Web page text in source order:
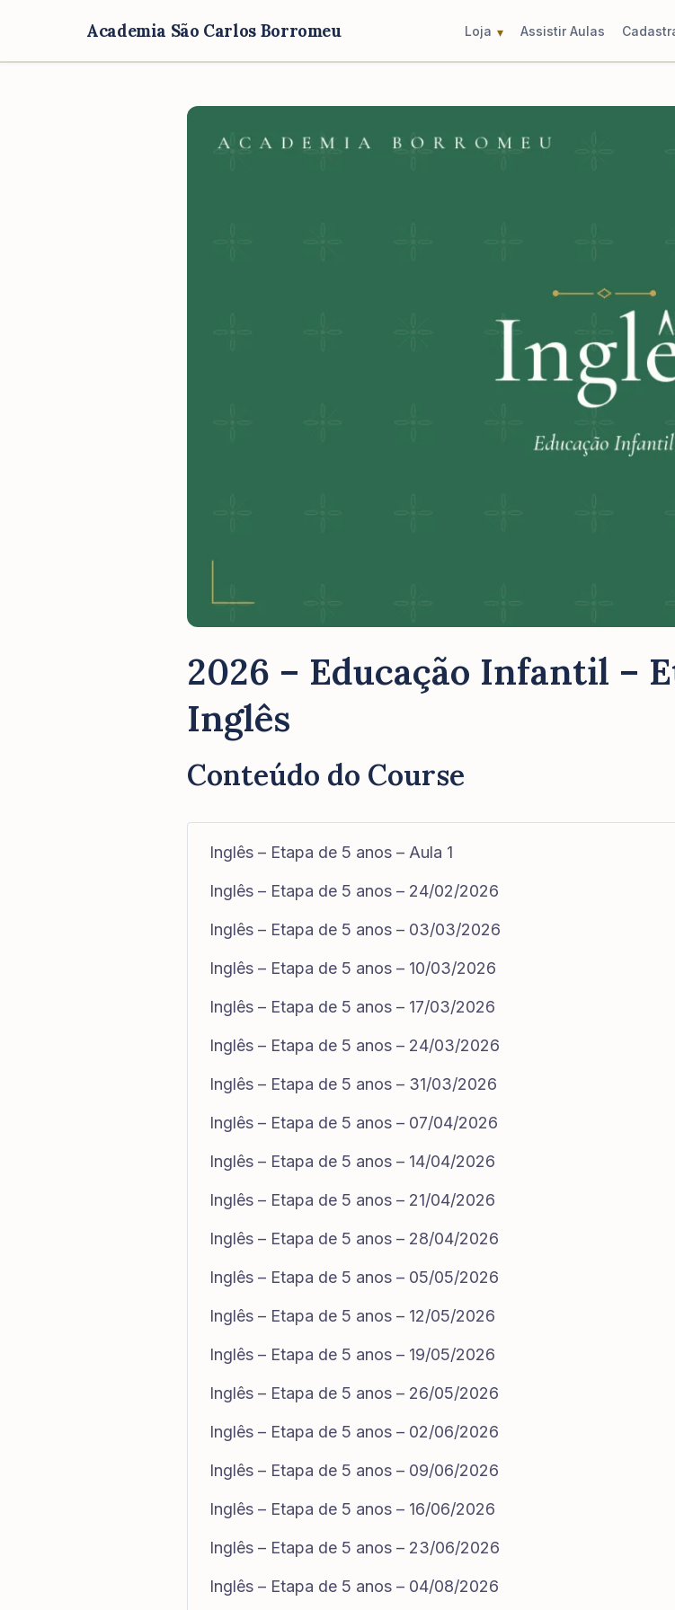
Academia São Carlos Borromeu Loja Assistir Aulas
2026 – Educação Infantil –
Inglês
Conteúdo do Course
Inglês – Etapa de 5 anos – Aula 1
Inglês – Etapa de 5 anos – 24/02/2026
Inglês – Etapa de 5 anos – 03/03/2026
Inglês – Etapa de 5 anos – 10/03/2026
Inglês – Etapa de 5 anos – 17/03/2026
Inglês – Etapa de 5 anos – 24/03/2026
Inglês – Etapa de 5 anos – 31/03/2026
Inglês – Etapa de 5 anos – 07/04/2026
Inglês – Etapa de 5 anos – 14/04/2026
Inglês – Etapa de 5 anos – 21/04/2026
Inglês – Etapa de 5 anos – 28/04/2026
Inglês – Etapa de 5 anos – 05/05/2026
Inglês – Etapa de 5 anos – 12/05/2026
Inglês – Etapa de 5 anos – 19/05/2026
Inglês – Etapa de 5 anos – 26/05/2026
Inglês – Etapa de 5 anos – 02/06/2026
Inglês – Etapa de 5 anos – 09/06/2026
Inglês – Etapa de 5 anos – 16/06/2026
Inglês – Etapa de 5 anos – 23/06/2026
Inglês – Etapa de 5 anos – 04/08/2026